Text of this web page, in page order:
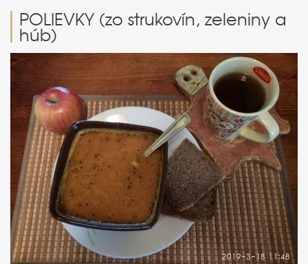
POLIEVKY (zo strukovín, zeleniny a
húb)